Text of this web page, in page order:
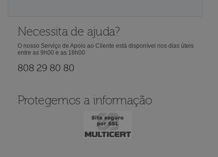
Necessita de ajuda?
O nosso Serviço de Apoio ao Cliente está disponível nos dias úteis
entre as 9h00 e as 18h00
808 29 80 80
Protegemos a informação